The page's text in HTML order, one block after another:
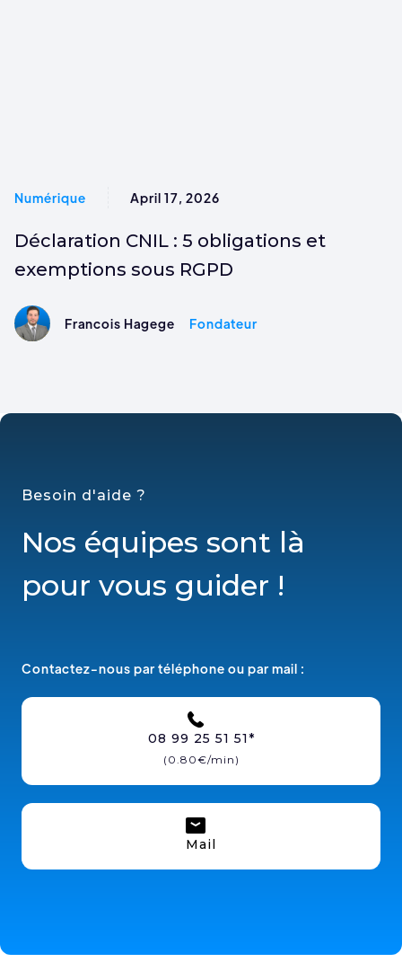
Numérique April 17, 2026
Déclaration CNIL : 5 obligations et
exemptions sous RGPD
Francois Hagege Fondateur
Besoin d'aide ?
Nos équipes sont là
pour vous guider !
Contactez-nous par téléphone ou par mail :
08 99 25 51 51*
(0.80€/min)
Mail